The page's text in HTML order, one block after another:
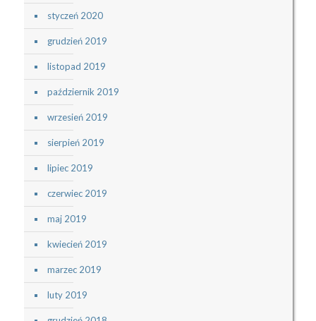
styczeń 2020
grudzień 2019
listopad 2019
październik 2019
wrzesień 2019
sierpień 2019
lipiec 2019
czerwiec 2019
maj 2019
kwiecień 2019
marzec 2019
luty 2019